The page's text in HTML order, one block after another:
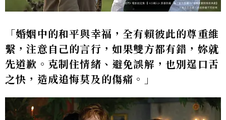
「婚姻中的和平與幸福，全有賴彼此的尊重維
繫，注意自己的言行，如果雙方都有錯，妳就
先道歉。克制住情緒、避免誤解，也別逞口舌
之快，造成追悔莫及的傷痛。」